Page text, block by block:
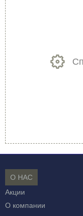
О НАС
Акции
О компании